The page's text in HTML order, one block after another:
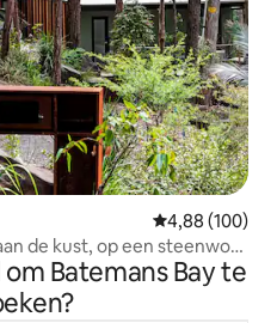
Gemiddelde
4,88 (100)
de kust, op een steenworp
Batemans Bay te